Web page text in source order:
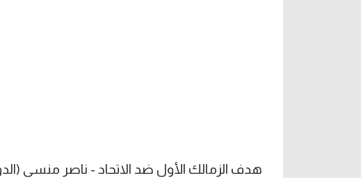
هدف الزمالك الأول ضد الاتحاد - ناصر منسي